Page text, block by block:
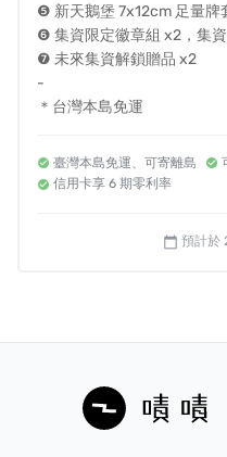
在過去的測試戰局裡，曾
隊」，在最後一刻選擇投
抗命，全力殲滅共軍。竟
道般的台灣英雄。
＊所有兵力指示物皆為木
勝利」— 英國首相
登陸戰開始時，共軍將部
共軍分為「散兵」和具有
❺ 新天鵝堡 7x12cm 足量牌
❻ 集資限定徽章組 x2，集
❼ 未來集資解鎖贈品 x2
-
＊台灣本島免運
臺灣本島免運、可寄離島
信用卡享 6 期零利率
calendar_today 預計於